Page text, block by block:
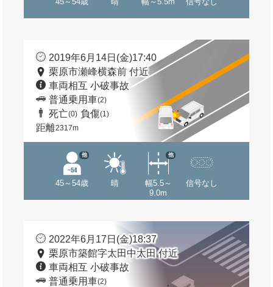
2019年6月14日(金)17:40
栗原市瀬峰横森前 付近
車両相互 小破事故
普通乗用車(2)
死亡(0) 負傷(1)
距離2317m
45～54歳
他
晴
幅5.5～
9.0m
他
信号なし
2022年6月17日(金)18:37
栗原市築館字太田中太田 付近
車両相互 小破事故
普通乗用車(2)